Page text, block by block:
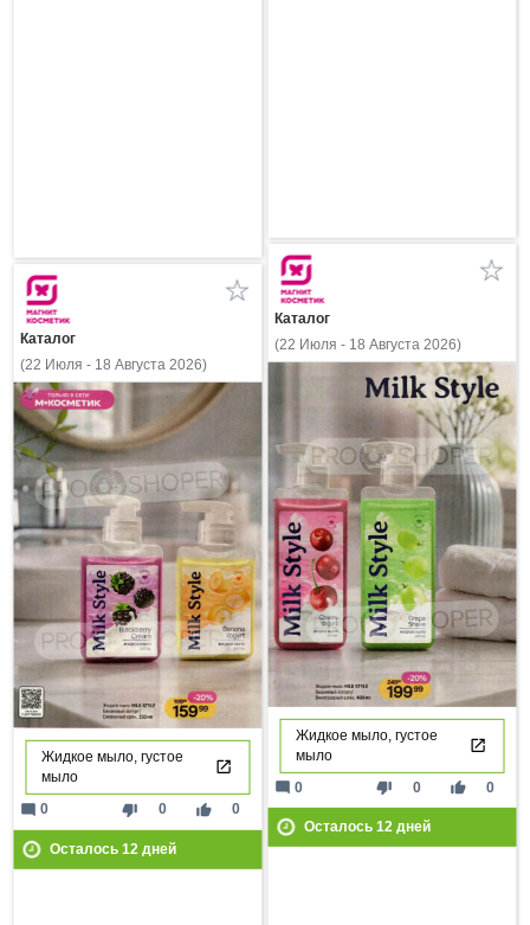
Каталог
(22 Июля - 18 Августа 2026)
Жидкое мыло, густое
мыло
thumb_down 0 thumb_up 0
mode_comment 0
Осталось 12дней
Каталог
(22 Июля - 18 Августа 2026)
Жидкое мыло, густое
мыло
thumb_down 0 thumb_up 0
mode_comment 0
Осталось 12 дней